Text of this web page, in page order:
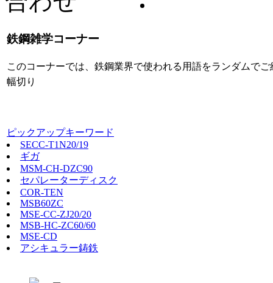
鉄鋼雑学コーナー
このコーナーでは、鉄鋼業界で使われる用語をランダムで
幅切り
ピックアップキーワード
SECC-T1N20/19
ギガ
MSM-CH-DZC90
セパレーターディスク
COR-TEN
MSB60ZC
MSE-CC-ZJ20/20
MSB-HC-ZC60/60
MSE-CD
アシキュラー鋳鉄